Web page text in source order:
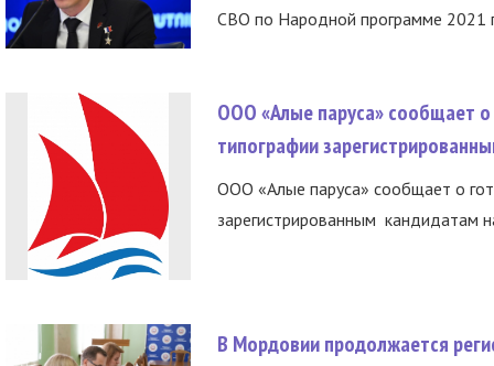
СВО по Народной программе 2021
ООО «Алые паруса» сообщает о
типографии
ООО «Алые паруса» сообщает о
зарегистрированным кандидатам
В Мордовии продолжается